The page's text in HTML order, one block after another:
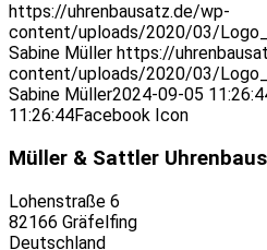
https://uhrenbausatz.de/wp-
content/uploads/2020/03/
Sabine Müller https://
content/uploads/2020/03/
Sabine Müller2024-09-05
11:26:44Facebook Icon
Müller & Sattler
Lohenstraße 6
82166 Gräfelfing
Deutschland